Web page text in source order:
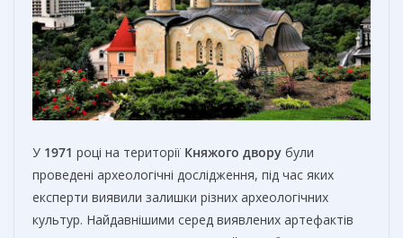
У 1971 році на території Княжого двору були
проведені археологічні дослідження, під час яких
експерти виявили залишки різних археологічних
культур. Найдавнішими серед виявлених артефактів